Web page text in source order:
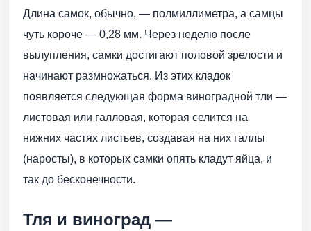
Длина самок, обычно, — полмиллиметра, а самцы
чуть короче — 0,28 мм. Через неделю после
вылупления, самки достигают половой зрелости и
начинают размножаться. Из этих кладок
появляется следующая форма виноградной тли —
листовая или галловая, которая селится на
нижних частях листьев, создавая на них галлы
(наросты), в которых самки опять кладут яйца, и
так до бесконечности.
Тля и виноград —